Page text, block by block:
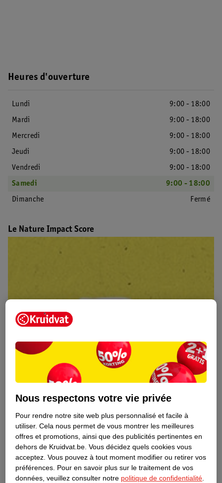
Heures d'ouverture
Lundi
9:00 - 18:00
Mardi
9:00 - 18:00
Mercredi
9:00 - 18:00
Jeudi
9:00 - 18:00
Vendredi
9:00 - 18:00
Samedi
9:00 - 18:00
Dimanche
Fermé
Le Nature Impact Score
Découvrez dès maintenant l’impact
Nous respectons votre vie privée
Pour rendre notre site web plus personnalisé et facile à
utiliser. Cela nous permet de vous montrer les meilleures
offres et promotions, ainsi que des publicités pertinentes en
dehors de Kruidvat.be. Vous décidez quels cookies vous
acceptez. Vous pouvez à tout moment modifier ou retirer vos
préférences. Pour en savoir plus sur le traitement de vos
données, veuillez consulter notre politique de confidentialité.